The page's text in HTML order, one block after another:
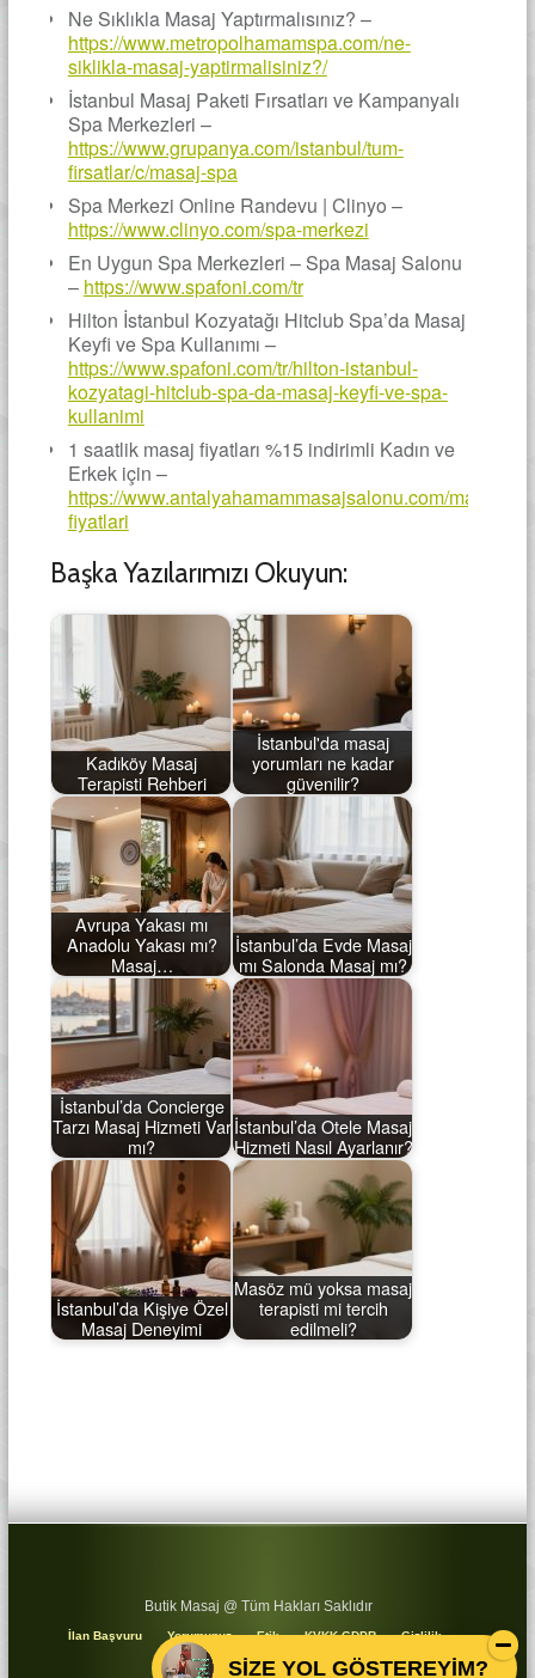
Ne Sıklıkla Masaj Yaptırmalısınız? –
https://www.metropolhamamspa.com/ne-
siklikla-masaj-yaptirmalisiniz?/
İstanbul Masaj Paketi Fırsatları ve Kampanyalı
Spa Merkezleri –
https://www.grupanya.com/istanbul/tum-
firsatlar/c/masaj-spa
Spa Merkezi Online Randevu | Clinyo –
https://www.clinyo.com/spa-merkezi
En Uygun Spa Merkezleri – Spa Masaj Salonu
– https://www.spafoni.com/tr
Hilton İstanbul Kozyatağı Hitclub Spa’da Masaj
Keyfi ve Spa Kullanımı –
https://www.spafoni.com/tr/hilton-istanbul-
kozyatagi-hitclub-spa-da-masaj-keyfi-ve-spa-
kullanimi
1 saatlik masaj fiyatları %15 indirimli Kadın ve
Erkek için –
https://www.antalyahamammasajsalonu.com/masaj-
fiyatlari
Başka Yazılarımızı Okuyun:
Kadıköy Masaj
Terapisti Rehberi
İstanbul'da masaj
yorumları ne kadar
güvenilir?
Avrupa Yakası mı
Anadolu Yakası mı?
Masaj…
İstanbul’da Evde Masaj
mı Salonda Masaj mı?
İstanbul’da Concierge
Tarzı Masaj Hizmeti Var
mı?
İstanbul’da Otele Masaj
Hizmeti Nasıl Ayarlanır?
İstanbul’da Kişiye Özel
Masaj Deneyimi
Masöz mü yoksa masaj
terapisti mi tercih
edilmeli?
Butik Masaj @ Tüm Hakları Saklıdır
İlan Başvuru Yorumunuz Etik KVKK GDPR
Gizlilik
Koşullar
Sitemap
SİZE YOL GÖSTEREYİM?